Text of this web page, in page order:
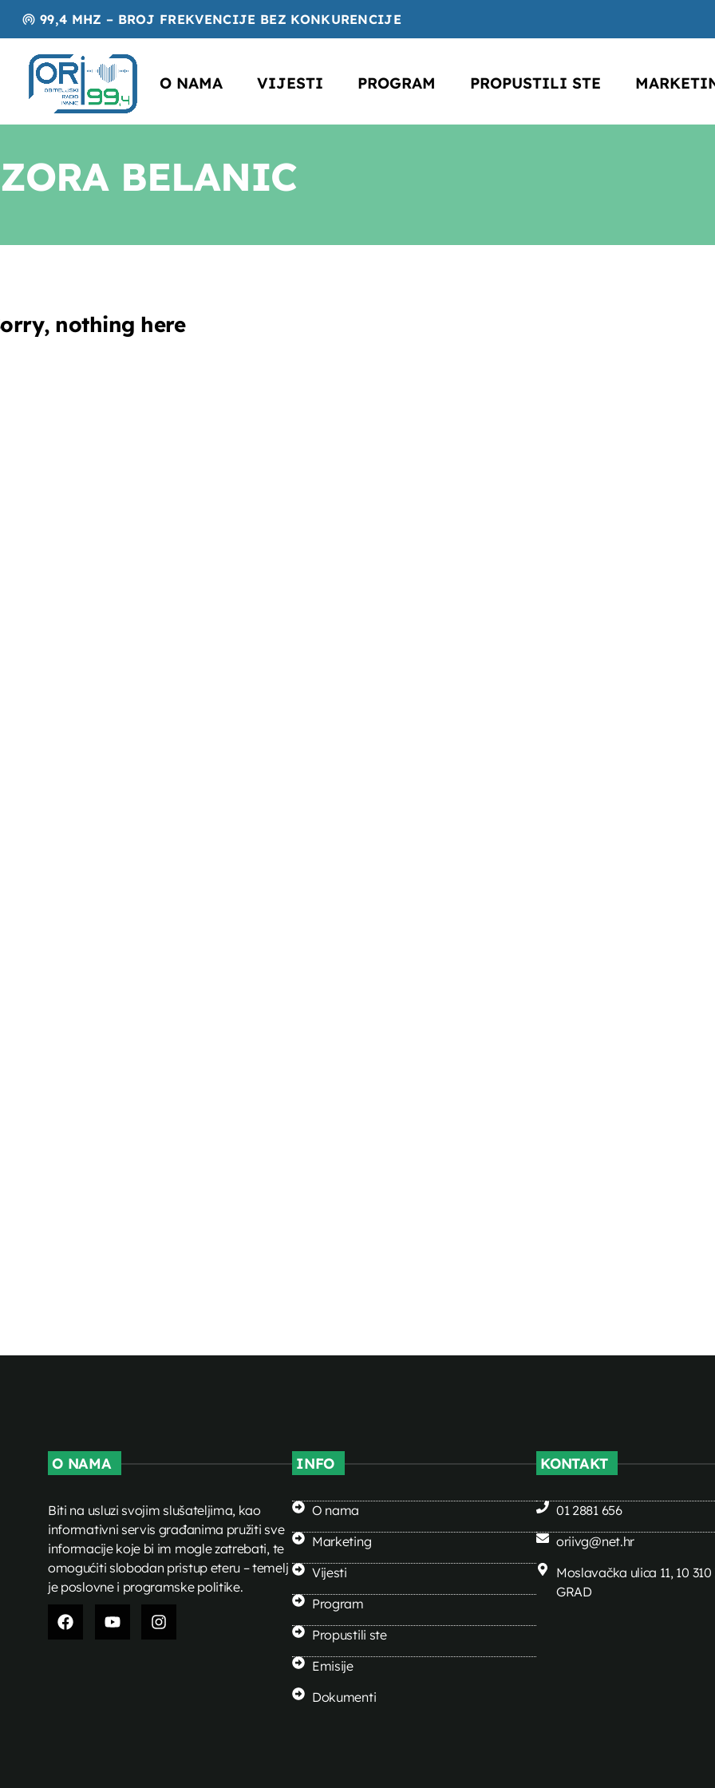
wifi_tethering 99,4 MHZ – BROJ FREKVENCIJE BEZ KONKURENCIJE
O NAMA VIJESTI PROGRAM PROPUSTILI STE
ZORA BELANIC
nothing here
O NAMA
Biti na usluzi svojim slušateljima, kao
informativni servis građanima pružiti sve
informacije koje bi im mogle zatrebati, te
omogućiti slobodan pristup eteru – temelj
je poslovne i programske politike.
INFO
O nama
Marketing
Vijesti
Program
Propustili ste
Emisije
Dokumenti
KONTAKT
01 2881 656
oriivg@net.hr
Moslavačka ulica 11, 10
GRAD